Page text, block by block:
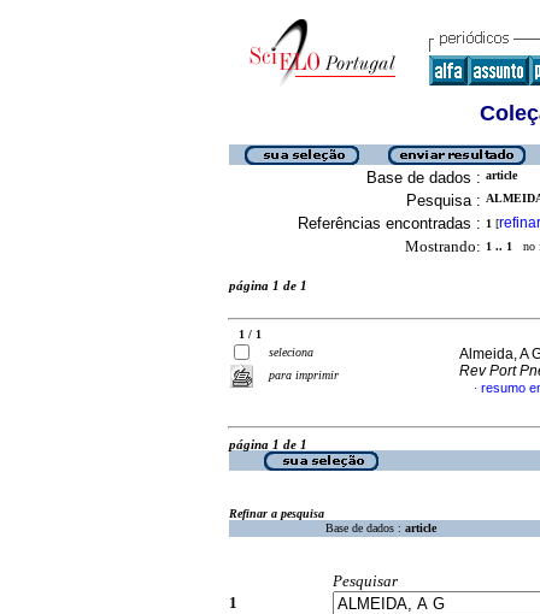
Base de dados : article
Pesquisa :
Referências encontradas : 1 [refinar
Mostrando: 1 .. 1 no
página 1 de 1
1 / 1
seleciona
para imprimir
Almeida, A
Rev Port
· resumo
página 1 de 1
Refinar a pesquisa
Base de dados : article
Pesquisar
1